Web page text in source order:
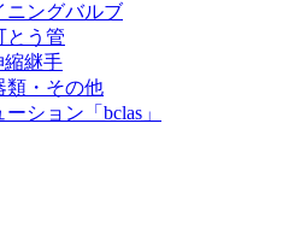
ニングバルブ
とう管
縮継手
類・その他
ション「bclas」